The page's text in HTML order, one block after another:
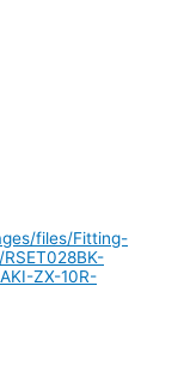
files/Fitting-
ZX-10R-